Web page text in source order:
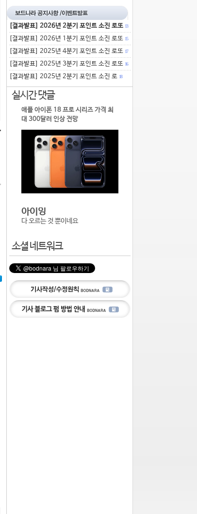
[결과발표] 2026년 2분기 포인트 소진 로또 13
[결과발표] 2026년 1분기 포인트 소진 로또 15
[결과발표] 2025년 4분기 포인트 소진 로또 17
[결과발표] 2025년 3분기 포인트 소진 로또 16
[결과발표] 2025년 2분기 포인트 소진 로 18
실시간 댓글
애플 아이폰 18 프로 시리즈 가격 최
대 300달러 인상 전망
아이잉
다 오르는 것 뿐이네요
소셜 네트워크